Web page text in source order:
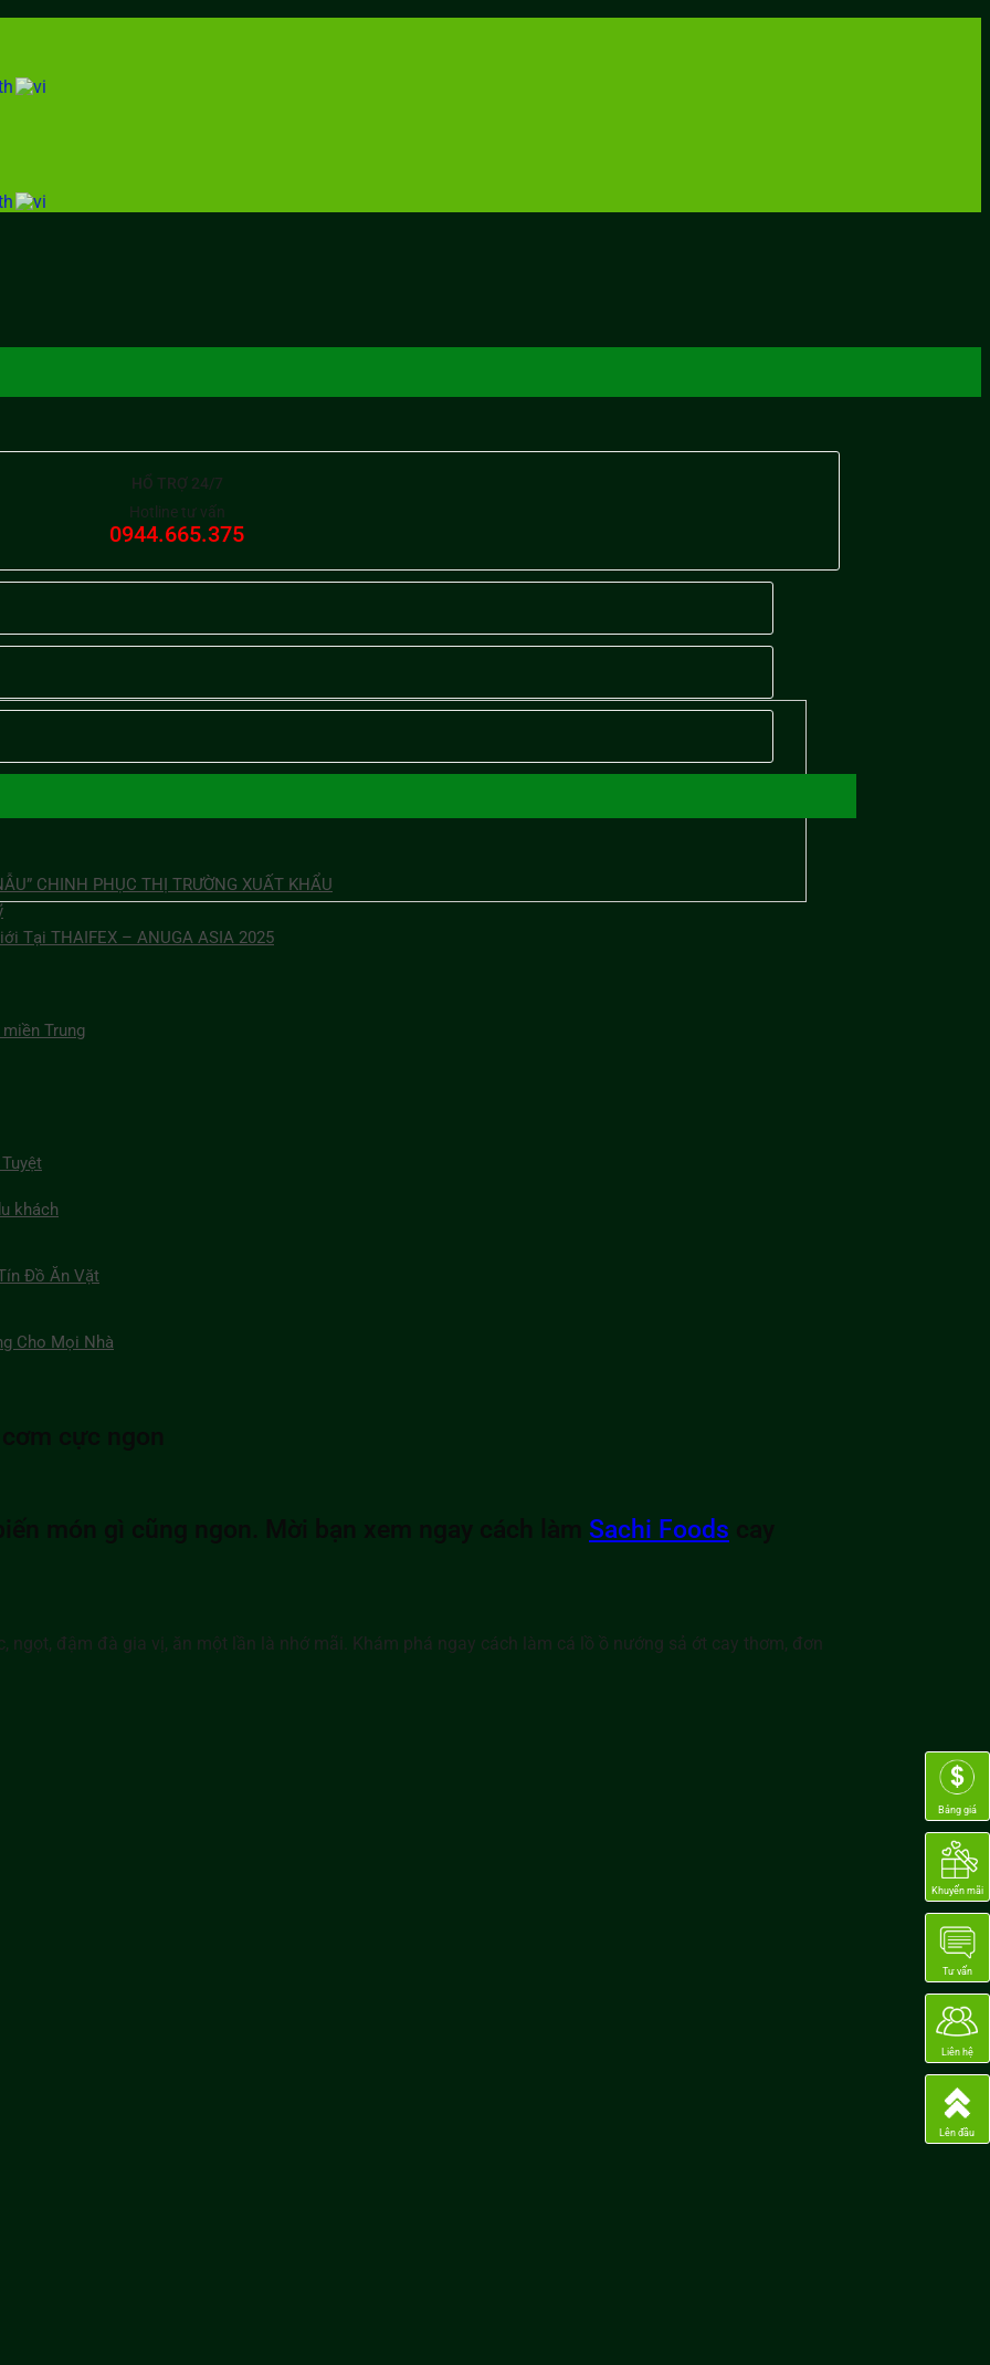
HỔ TRỢ 24/7
Hotline tư vấn
0944.665.375
CHINH PHỤC THỊ TRƯỜNG XUẤT KHẨU
Tại THAIFEX – ANUGA ASIA 2025
Trung
khách
Đồ Ăn Vặt
Cho Mọi Nhà
cực ngon
món gì cũng ngon. Mời bạn xem ngay cách làm Sachi Foods cay
ngọt, đậm đà gia vị, ăn một lần là nhớ mãi. Khám phá ngay cách làm cá lồ ồ nướng sả ớt cay thơm, đơn
Bảng giá
Khuyến mãi
Tư vấn
Liên hệ
Lên đầu